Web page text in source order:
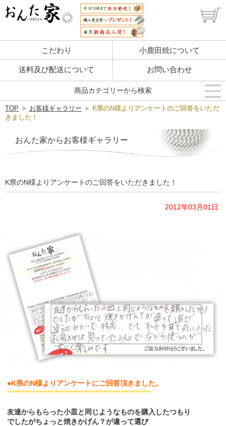
こだわり 小鹿田焼について
送料及び配送について お問い合わせ
TOP ＞ お客様ギャラリー ＞ K県のN様よりアンケートのご回答をいただ
きました！
おんた家からお客様ギャラリー
K県のN様よりアンケートのご回答をいただきました！
2012年03月01日
●K県のN様よりアンケートにご回答頂きました。
*********************************************************
友達からもらった小皿と同じようなものを購入したつもり
でしたがちょっと焼きかげん？が違って選び
商品カテゴリーから検索